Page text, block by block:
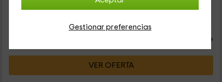
Gestionar preferencias
Reserva inmediata
persona y noche
VER OFERTA